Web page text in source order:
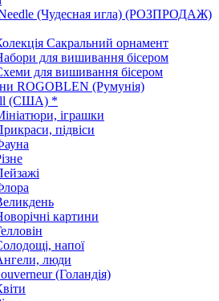
(Чудесная игла) (РОЗПРОДАЖ)
Сакральний орнамент
для вишивання бісером
для вишивання бісером
ROGOBLEN (Румунія)
(США) *
іграшки
підвіси
картини
напої
люди
(Голандія)